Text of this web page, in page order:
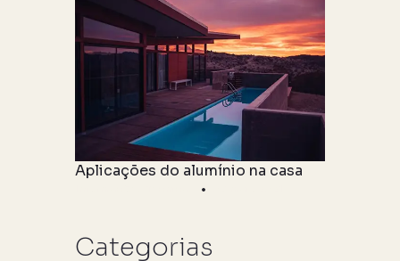
Aplicações do alumínio na casa
Categorias